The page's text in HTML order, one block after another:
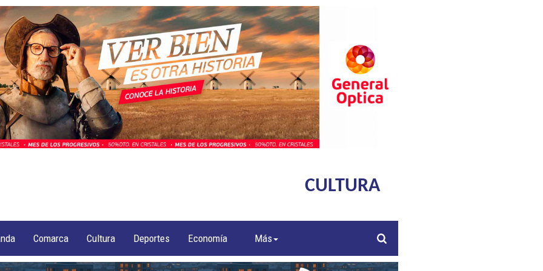
CULTURA
Comarca Cultura Deportes Economía Más